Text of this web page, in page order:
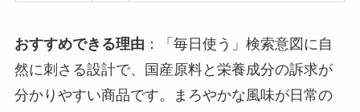
おすすめできる理由 ：「毎日使う」検索意図に自
然に刺さる設計で、国産原料と栄養成分の訴求が
分かりやすい商品です。まろやかな風味が日常の